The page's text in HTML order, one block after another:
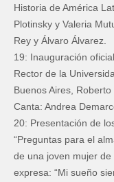
Historia de América
Plotinsky y Valeria
Rey y Álvaro Álvarez.
19: Inauguración
Rector de la
Buenos Aires,
Canta: Andrea
20: Presentación de
“Preguntas para el
de una joven mujer
expresa: “Mi sueño